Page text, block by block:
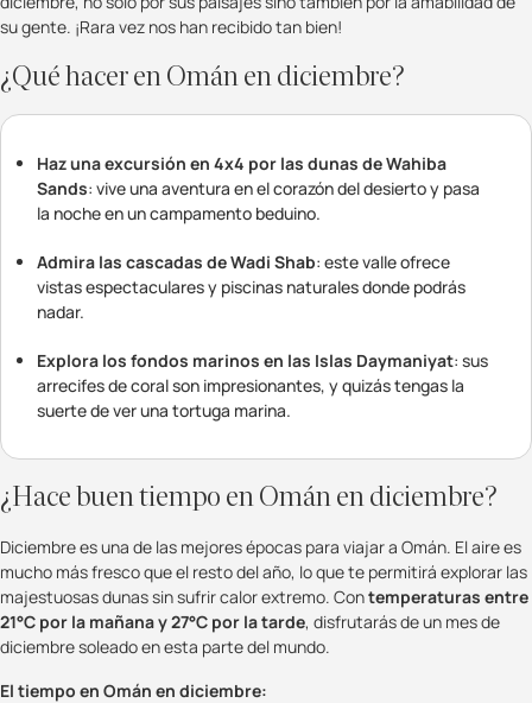
su gente. ¡Rara vez nos han recibido tan bien!
¿Qué hacer en Omán en diciembre?
Haz una excursión en 4x4 por las dunas de Wahiba
Sands: vive una aventura en el corazón del desierto y pasa
la noche en un campamento beduino.
Admira las cascadas de Wadi Shab: este valle ofrece
vistas espectaculares y piscinas naturales donde podrás
nadar.
Explora los fondos marinos en las Islas Daymaniyat: sus
arrecifes de coral son impresionantes, y quizás tengas la
suerte de ver una tortuga marina.
¿Hace buen tiempo en Omán en diciembre?
Diciembre es una de las mejores épocas para viajar a Omán. El aire es
mucho más fresco que el resto del año, lo que te permitirá explorar las
majestuosas dunas sin sufrir calor extremo. Contemperaturas entre
21°C por la mañana y 27°C por la tarde, disfrutarás de un mes de
diciembre soleado en esta parte del mundo.
El tiempo en Omán en diciembre: